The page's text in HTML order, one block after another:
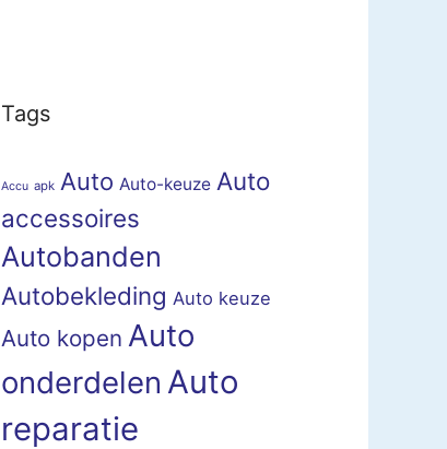
Tags
Accu apk Auto Auto-keuze Auto
accessoires
Autobanden
Autobekleding Auto keuze
Auto kopen Auto
onderdelen Auto
reparatie